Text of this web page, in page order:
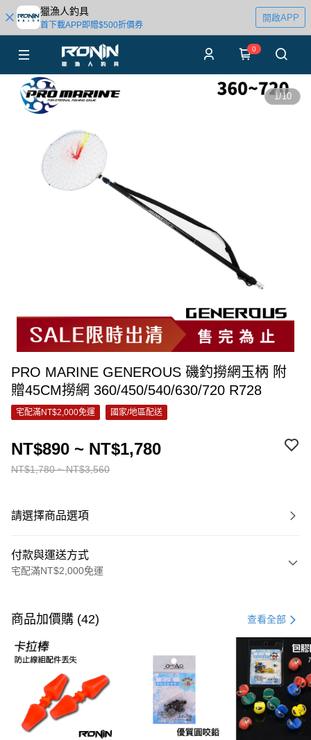
獵漁人釣具
首下載APP即贈$500折價券
開啟APP
0
1/10
PRO MARINE GENEROUS 磯釣撈網玉柄 附
贈45CM撈網 360/450/540/630/720 R728
宅配滿NT$2,000免運 國家/地區配送
NT$1,780 ~ NT$3,560
NT$890 ~ NT$1,780
請選擇商品選項
付款與運送方式
宅配滿NT$2,000免運
信用卡一次付款
信用卡分期付款
3 期 0 利率 每期 21家銀行
合作金庫商業銀行
第一商業銀行
華南商業銀行
彰化商業銀行
上海商業儲蓄銀行
台北富邦商業銀行
國泰世華商業銀行
兆豐國際商業銀行
Apple Pay
街口支付
商品加價購 (42) 查看全部